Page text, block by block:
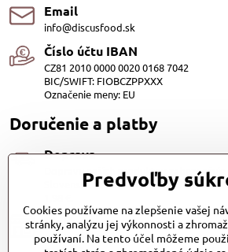
Email
info@discusfood.sk
Číslo účtu IBAN
CZ81 2010 0000 0020 0168 7042
BIC/SWIFT: FIOBCZPPXXX
Označenie meny: EU
Doručenie a platby
Doprava
Dopravu našich produktov zabezpečuje
Slovenská pošta, cena 3,98 EUR. Alebo
Platby
Dobierkou (1.20EUR)
Predvoľby
Cookies používame na zlepšenie vašej
stránky, analýzu jej výkonnosti a
používaní. Na tento účel môžeme